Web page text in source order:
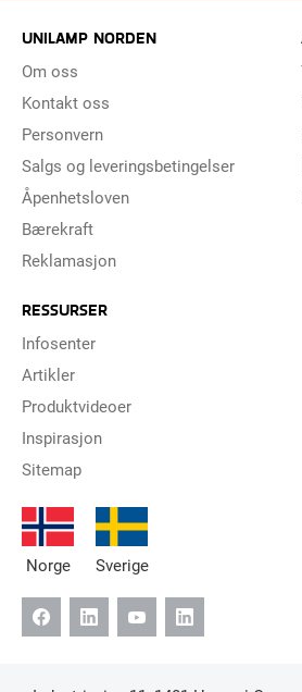
UNILAMP NORDEN
Om oss
Kontakt oss
Personvern
Salgs og leveringsbetingelser
Åpenhetsloven
Bærekraft
Reklamasjon
RESSURSER
Infosenter
Artikler
Produktvideoer
Inspirasjon
Sitemap
Norge Sverige